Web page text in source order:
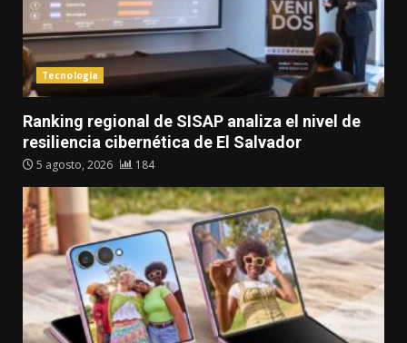
Tecnología
Ranking regional de SISAP analiza el nivel de
resiliencia cibernética de El Salvador
5 agosto, 2026 184